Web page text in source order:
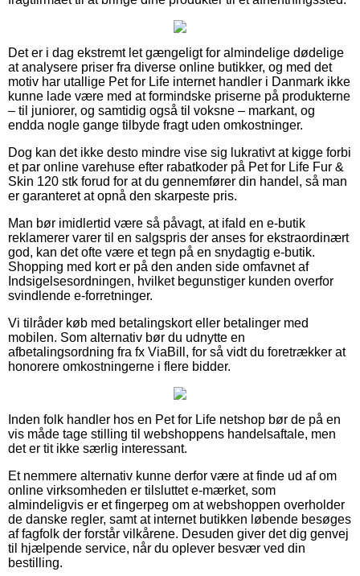
Det er i dag ekstremt let gængeligt for almindelige dødelige
at analysere priser fra diverse online butikker, og med det
motiv har utallige Pet for Life internet handler i Danmark ikke
kunne lade være med at formindske priserne på produkterne
– til juniorer, og samtidig også til voksne – markant, og
endda nogle gange tilbyde fragt uden omkostninger.
Dog kan det ikke desto mindre vise sig lukrativt at kigge forbi
et par online varehuse efter rabatkoder på Pet for Life Fur &
Skin 120 stk forud for at du gennemfører din handel, så man
er garanteret at opnå den skarpeste pris.
Man bør imidlertid være så påvagt, at ifald en e-butik
reklamerer varer til en salgspris der anses for ekstraordinært
god, kan det ofte være et tegn på en snydagtig e-butik.
Shopping med kort er på den anden side omfavnet af
Indsigelsesordningen, hvilket begunstiger kunden overfor
svindlende e-forretninger.
Vi tilråder køb med betalingskort eller betalinger med
mobilen. Som alternativ bør du udnytte en
afbetalingsordning fra fx ViaBill, for så vidt du foretrækker at
honorere omkostningerne i flere bidder.
Inden folk handler hos en Pet for Life netshop bør de på en
vis måde tage stilling til webshoppens handelsaftale, men
det er tit ikke særlig interessant.
Et nemmere alternativ kunne derfor være at finde ud af om
online virksomheden er tilsluttet e-mærket, som
almindeligvis er et fingerpeg om at webshoppen overholder
de danske regler, samt at internet butikken løbende besøges
af fagfolk der forstår vilkårene. Desuden giver det dig genvej
til hjælpende service, når du oplever besvær ved din
bestilling.